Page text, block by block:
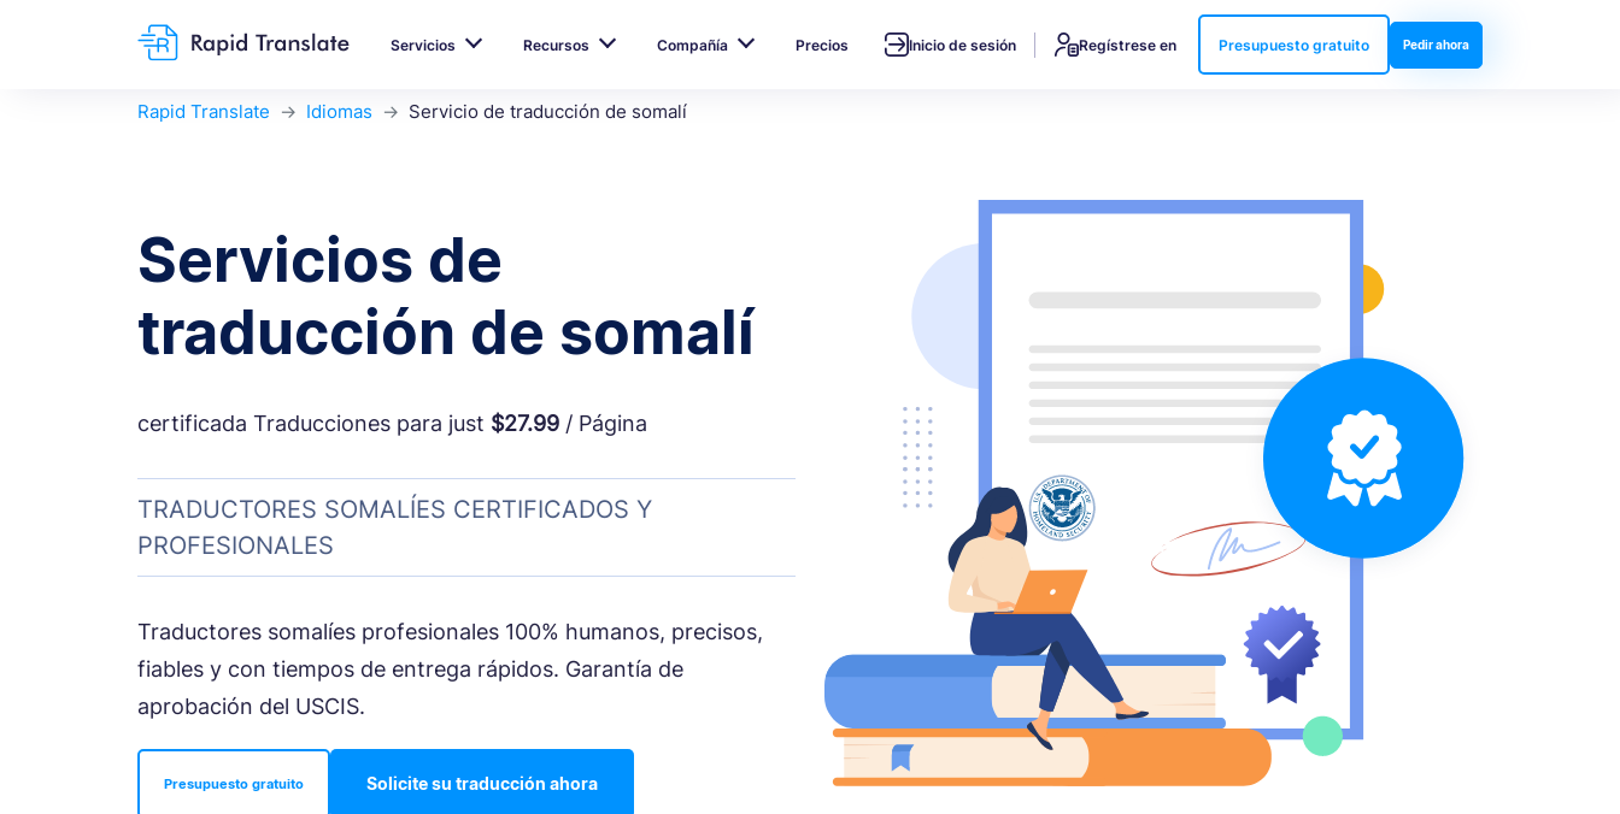
Servicios Recursos Compañía Precios Inicio de sesión Regístrese en Presupuesto gratuito Pedir ahora
Rapid Translate Idiomas Servicio de traducción de somalí
Servicios de
traducción de somalí
certificada Traducciones para just $27.99 / Página
TRADUCTORES SOMALÍES CERTIFICADOS Y
PROFESIONALES
Traductores somalíes profesionales 100% humanos, precisos,
fiables y con tiempos de entrega rápidos. Garantía de
aprobación del USCIS.
Solicite su traducción ahora
Presupuesto gratuito